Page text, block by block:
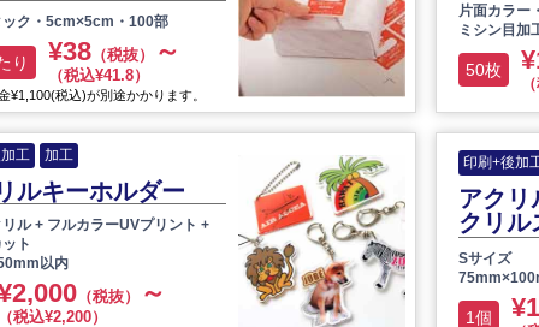
ック・5cm×5cm・100部
り ¥38 （税抜） ～
（税込¥41.8）
¥1,100(税込)が別途かかります。
片面カラー
ミシン目加
50枚
工 加工
ルキーホルダー
ル + フルカラーUVプリント +
ト
以内
（税抜） ～
税込¥2,200）
印刷+後加
アクリ
クリル
Sサイズ
1個